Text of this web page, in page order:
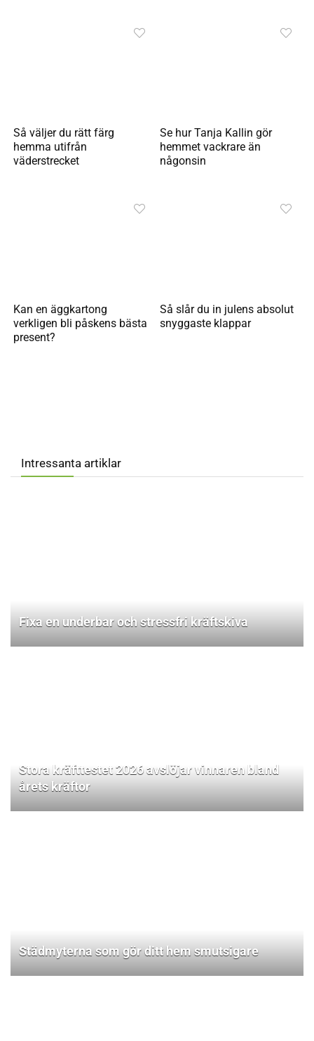
Så väljer du rätt färg
hemma utifrån
väderstrecket
Se hur Tanja Kallin gör
hemmet vackrare än
någonsin
Kan en äggkartong
verkligen bli påskens bästa
present?
Så slår du in julens absolut
snyggaste klappar
Intressanta artiklar
Fixa en underbar och stressfri kräftskiva
Stora kräfttestet 2026 avslöjar vinnaren bland
årets kräftor
Städmyterna som gör ditt hem smutsigare